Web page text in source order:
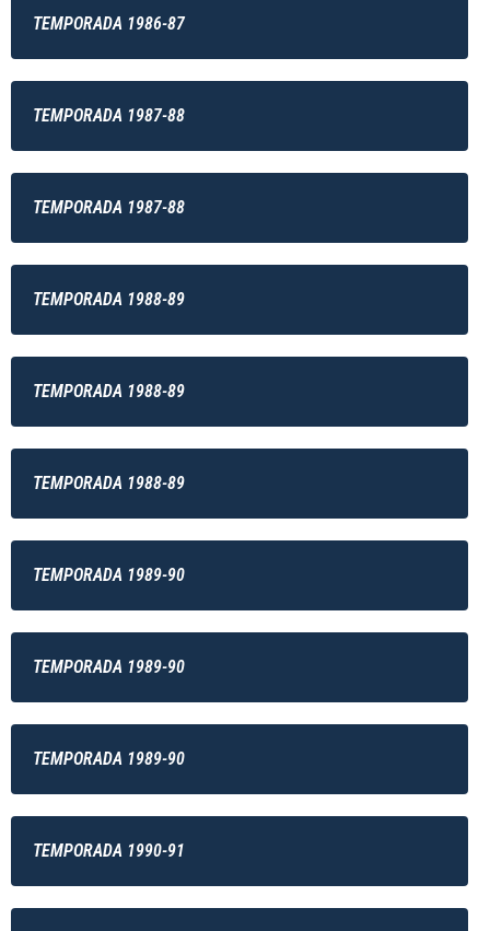
TEMPORADA 1986-87
TEMPORADA 1987-88
TEMPORADA 1987-88
TEMPORADA 1988-89
TEMPORADA 1988-89
TEMPORADA 1988-89
TEMPORADA 1989-90
TEMPORADA 1989-90
TEMPORADA 1989-90
TEMPORADA 1990-91